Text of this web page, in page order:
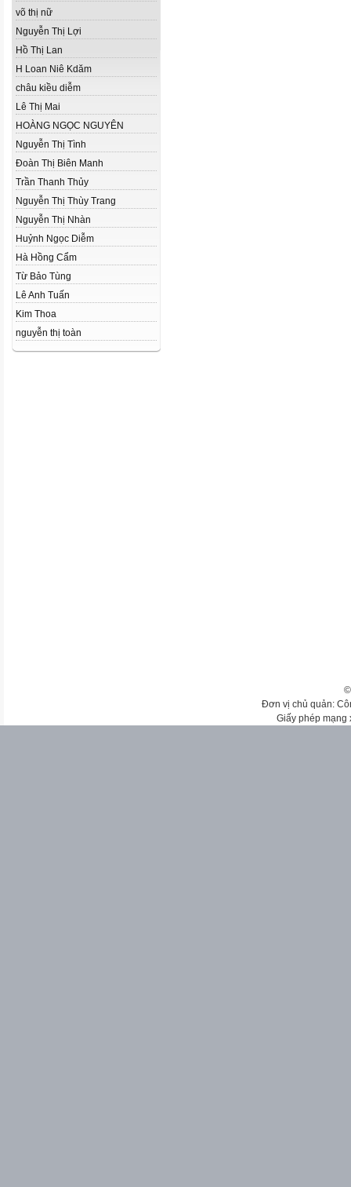
võ thị nữ
Nguyễn Thị Lợi
Hồ Thị Lan
H Loan Niê Kdăm
châu kiều diễm
Lê Thị Mai
HOÀNG NGỌC NGUYÊN
Nguyễn Thị Tình
Đoàn Thị Biên Manh
Trần Thanh Thủy
Nguyễn Thị Thùy Trang
Nguyễn Thị Nhàn
Huỷnh Ngọc Diễm
Hà Hồng Cẩm
Từ Bảo Tùng
Lê Anh Tuấn
Kim Thoa
nguyễn thị toàn
Đơn vị chủ quản:
Giấy phép mạng